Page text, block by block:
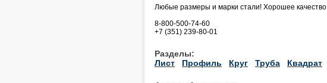
Любые размеры и марки стали! Хорошее
8-800-500-74-60
+7 (351) 239-80-01
Разделы:
Лист
Профиль Круг Труба Квадрат